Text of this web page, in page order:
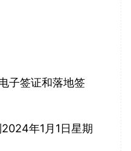
子签证和落地签
年1月1日星期